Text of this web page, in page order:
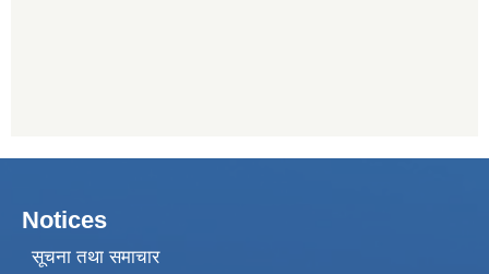
Notices
सूचना तथा समाचार